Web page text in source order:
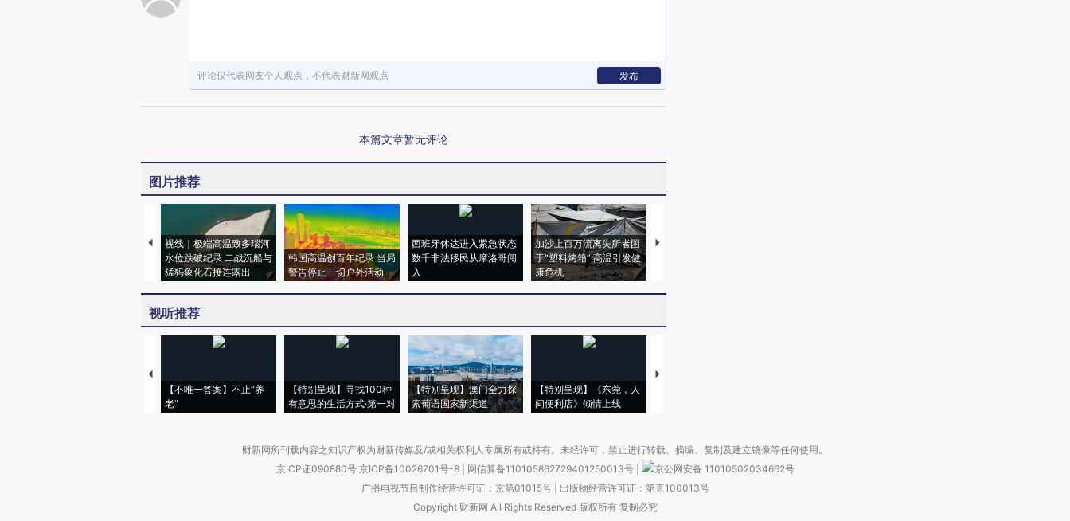
评论仅代表网友个人观点，不代表财新网观点 发布
本篇文章暂无评论
图片推荐
视线｜极端高温致多瑙河
水位跌破纪录 二战沉船与
猛犸象化石接连露出
韩国高温创百年纪录 当局
警告停止一切户外活动
西班牙休达进入紧急状态
数千非法移民从摩洛哥闯
入
加沙上百万流离失所者困
于“塑料烤箱” 高温引发健
康危机
视线｜HYROX的吸金
视听推荐
【不唯一答案】不止“养
老”
【特别呈现】寻找100种
有意思的生活方式·第一对
【特别呈现】澳门全力探
索葡语国家新渠道
【特别呈现】《东莞，人
间便利店》倾情上线
【推广】走进第四届链博
财新网所刊载内容之知识产权为财新传媒及/或相关权利人专属所有或持有。未经许可，禁止进行转载、摘编、复制及建立镜像等任何使用。
京ICP证090880号 京ICP备10026701号-8 网信算备110105862729401250013号
京公网安备 11010502034662号
广播电视节目制作经营许可证：京第01015号| 出版物经营许可证：第直100013号
Copyright 财新网 All Rights Reserved 版权所有 复制必究